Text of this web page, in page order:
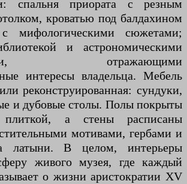
спальня приората с резным
кроватью под балдахином
мифологическими сюжетами;
и астрономическими
отражающими
интересы владельца. Мебель
реконструированная: сундуки,
и дубовые столы. Полы покрыты
плиткой, а стены расписаны
мотивами, гербами и
латыни. В целом, интерьеры
живого музея, где каждый
о жизни аристократии XV